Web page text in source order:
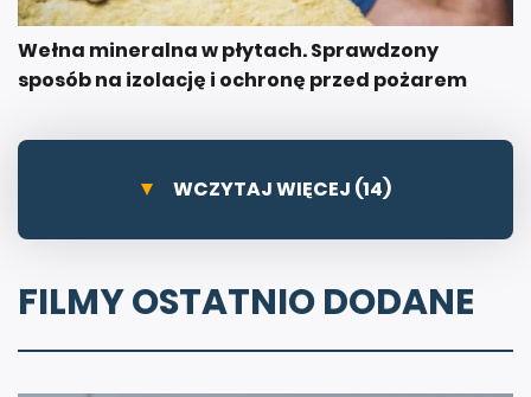
Wełna mineralna w płytach. Sprawdzony
sposób na izolację i ochronę przed pożarem
WCZYTAJ WIĘCEJ (14)
FILMY OSTATNIO DODANE